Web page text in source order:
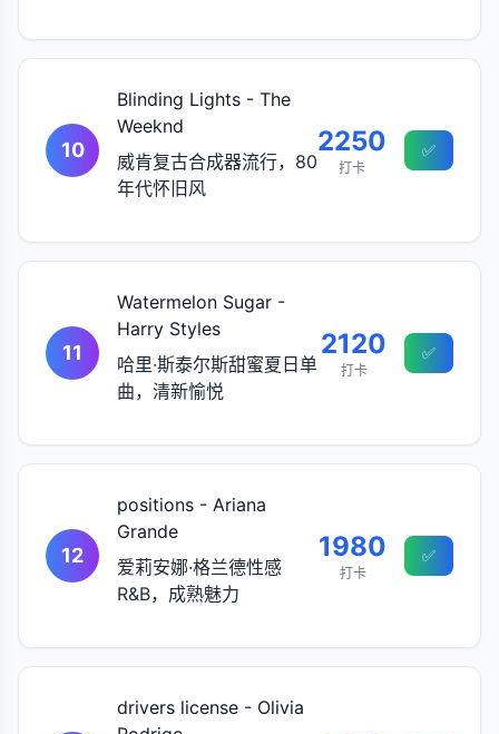
10
Blinding Lights - The
Weeknd
威肯复古合成器流行，80
年代怀旧风
2250
打卡
✅
11
Watermelon Sugar -
Harry Styles
哈里·斯泰尔斯甜蜜夏日单
曲，清新愉悦
2120
打卡
✅
12
positions - Ariana
Grande
爱莉安娜·格兰德性感
R&B，成熟魅力
1980
打卡
✅
drivers license - Olivia